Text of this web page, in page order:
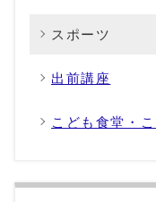
スポーツ
出前講座
こども食堂・